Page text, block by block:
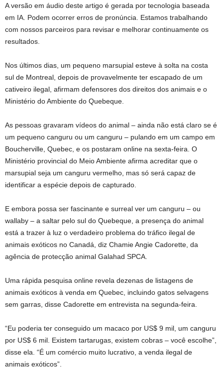
A versão em áudio deste artigo é gerada por tecnologia baseada
em IA. Podem ocorrer erros de pronúncia. Estamos trabalhando
com nossos parceiros para revisar e melhorar continuamente os
resultados.
Nos últimos dias, um pequeno marsupial esteve à solta na costa
sul de Montreal, depois de provavelmente ter escapado de um
cativeiro ilegal, afirmam defensores dos direitos dos animais e o
Ministério do Ambiente do Quebeque.
As pessoas gravaram vídeos do animal – ainda não está claro se é
um pequeno canguru ou um canguru – pulando em um campo em
Boucherville, Quebec, e os postaram online na sexta-feira. O
Ministério provincial do Meio Ambiente afirma acreditar que o
marsupial seja um canguru vermelho, mas só será capaz de
identificar a espécie depois de capturado.
E embora possa ser fascinante e surreal ver um canguru – ou
wallaby – a saltar pelo sul do Quebeque, a presença do animal
está a trazer à luz o verdadeiro problema do tráfico ilegal de
animais exóticos no Canadá, diz Chamie Angie Cadorette, da
agência de protecção animal Galahad SPCA.
Uma rápida pesquisa online revela dezenas de listagens de
animais exóticos à venda em Quebec, incluindo gatos selvagens
sem garras, disse Cadorette em entrevista na segunda-feira.
“Eu poderia ter conseguido um macaco por US$ 9 mil, um canguru
por US$ 6 mil. Existem tartarugas, existem cobras – você escolhe”,
disse ela. “É um comércio muito lucrativo, a venda ilegal de
animais exóticos”.